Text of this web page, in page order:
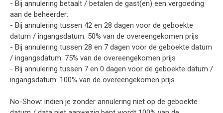
- Bij annulering betaalt / betalen de gast(en) een vergoeding
aan de beheerder:
- Bij annulering tussen 42 en 28 dagen voor de geboekte
datum / ingangsdatum: 50% van de overeengekomen prijs
- Bij annulering tussen 28 en 7 dagen voor de geboekte datum
/ ingangsdatum: 75% van de overeengekomen prijs
- Bij annulering tussen 7 en 0 dagen voor de geboekte datum /
ingangsdatum: 100% van de overeengekomen prijs
No-Show: indien je zonder annulering niet op de geboekte